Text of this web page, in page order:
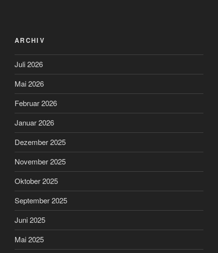
ARCHIV
Juli 2026
Mai 2026
Februar 2026
Januar 2026
Dezember 2025
November 2025
Oktober 2025
September 2025
Juni 2025
Mai 2025